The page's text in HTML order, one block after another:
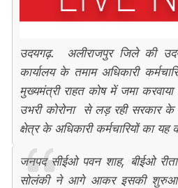
उदयगढ़. अलीराजपुर जिले की
कार्यालय के तमाम अधिकारी
मुख्यमंत्री राहत कोष में जमा
उभरी कोरोना से लड़ रही सरकार
क्षेत्र के अधिकारी कर्मचारियों का यह
जनपद सीईओ पवन शाह, बीईओ
सोलंकी ने आगे आकर इसकी